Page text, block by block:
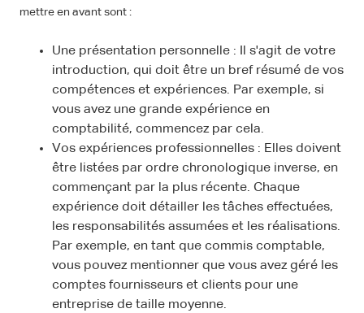
mettre en avant sont :
Une présentation personnelle : Il s'agit de votre
introduction, qui doit être un bref résumé de vos
compétences et expériences. Par exemple, si
vous avez une grande expérience en
comptabilité, commencez par cela.
Vos expériences professionnelles : Elles doivent
être listées par ordre chronologique inverse, en
commençant par la plus récente. Chaque
expérience doit détailler les tâches effectuées,
les responsabilités assumées et les réalisations.
Par exemple, en tant que commis comptable,
vous pouvez mentionner que vous avez géré les
comptes fournisseurs et clients pour une
entreprise de taille moyenne.